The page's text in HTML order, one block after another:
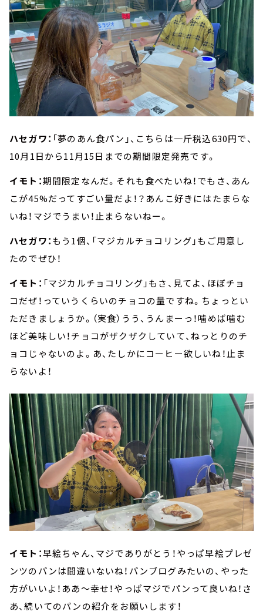
ハセガワ： 「夢のあん食パン」、こちらは一斤税込630円で、
10月1日から11月15日までの期間限定発売です。
イモト：期間限定なんだ。それも食べたいね！でもさ、あん
こが45%だってすごい量だよ！？あんこ好きにはたまらな
いね！マジでうまい！止まらないねー。
ハセガワ：もう1個、「マジカルチョコリング」もご用意し
たのでぜひ！
イモト： 「マジカルチョコリング」もさ、見てよ、ほぼチョ
コだぜ！っていうくらいのチョコの量ですね。ちょっとい
ただきましょうか。（実食）うう、うんまーっ！噛めば噛む
ほど美味しい！チョコがザクザクしていて、ねっとりのチ
ョコじゃないのよ。あ、たしかにコーヒー欲しいね！止ま
らないよ！
イモト：早絵ちゃん、マジでありがとう！やっぱ早絵プレゼ
ンツのパンは間違いないね！パンブログみたいの、やった
方がいいよ！ああ～幸せ！やっぱマジでパンって良いね！さ
あ、続いてのパンの紹介をお願いします！